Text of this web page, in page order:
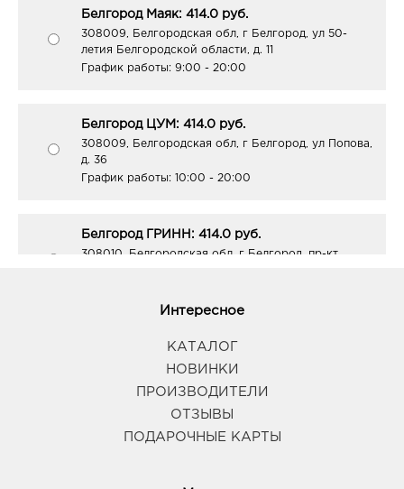
Белгород Маяк: 414.0 руб.
308009, Белгородская обл, г Белгород, ул 50-
летия Белгородской области, д. 11
График работы: 9:00 - 20:00
Белгород ЦУМ: 414.0 руб.
308009, Белгородская обл, г Белгород, ул Попова,
д. 36
График работы: 10:00 - 20:00
Белгород ГРИНН: 414.0 руб.
308010, Белгородская обл, г Белгород, пр-кт
Белгород Линия-1: 414.0 руб.
308033, Белгородская обл, г Белгород, ул
График работы: 10:00 - 21:00
Интересное
КАТАЛОГ
НОВИНКИ
ПРОИЗВОДИТЕЛИ
ОТЗЫВЫ
ПОДАРОЧНЫЕ КАРТЫ